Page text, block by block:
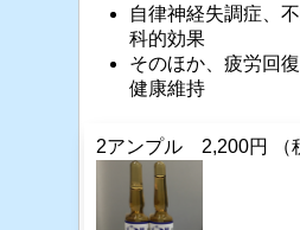
自律神経失調症、
科的効果
そのほか、疲労回
健康維持
2アンプル 2,200円